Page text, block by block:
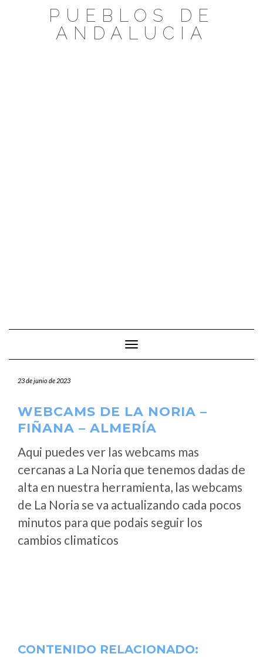
PUEBLOS DE
ANDALUCIA
Cambiar modo de navegación
23 de junio de 2023
WEBCAMS DE LA NORIA –
FIÑANA – ALMERÍA
Aqui puedes ver las webcams mas
cercanas a La Noria que tenemos dadas de
alta en nuestra herramienta, las webcams
de La Noria se va actualizando cada pocos
minutos para que podais seguir los
cambios climaticos
CONTENIDO RELACIONADO: